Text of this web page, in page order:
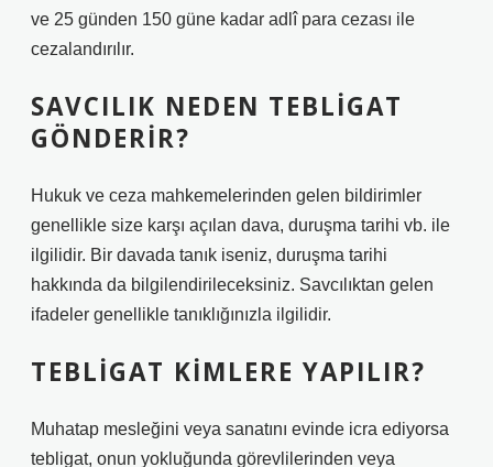
ve 25 günden 150 güne kadar adlî para cezası ile
cezalandırılır.
SAVCILIK NEDEN TEBLIGAT
GÖNDERIR?
Hukuk ve ceza mahkemelerinden gelen bildirimler
genellikle size karşı açılan dava, duruşma tarihi vb. ile
ilgilidir. Bir davada tanık iseniz, duruşma tarihi
hakkında da bilgilendirileceksiniz. Savcılıktan gelen
ifadeler genellikle tanıklığınızla ilgilidir.
TEBLIGAT KIMLERE YAPILIR?
Muhatap mesleğini veya sanatını evinde icra ediyorsa
tebligat, onun yokluğunda görevlilerinden veya